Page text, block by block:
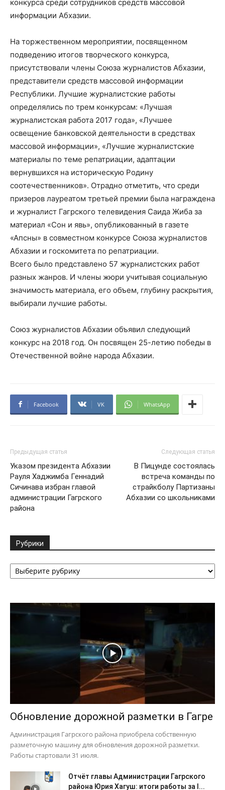
конкурса среди сотрудников средств массовой
информации Абхазии.
На торжественном мероприятии, посвященном
подведению итогов творческого конкурса,
присутствовали члены Союза журналистов Абхазии,
представители средств массовой информации
Республики. Лучшие журналистские работы
определялись по трем конкурсам: «Лучшая
журналистская работа 2017 года», «Лучшее
освещение банковской деятельности в средствах
массовой информации», «Лучшие журналистские
материалы по теме репатриации, адаптации
вернувшихся на историческую Родину
соотечественников». Отрадно отметить, что среди
призеров лауреатом третьей премии была награждена
и журналист Гагрского телевидения Саида Жиба за
материал «Сон и явь», опубликованный в газете
«Апсны» в совместном конкурсе Союза журналистов
Абхазии и госкомитета по репатриации.
Всего было представлено 57 журналистских работ
разных жанров. И члены жюри учитывая социальную
значимость материала, его объем, глубину раскрытия,
выбирали лучшие работы.
Союз журналистов Абхазии объявил следующий
конкурс на 2018 год. Он посвящен 25-летию победы в
Отечественной войне народа Абхазии.
Facebook VK WhatsApp
Предыдущая статья
Указом президента Абхазии
Рауля Хаджимба Геннадий
Сичинава избран главой
администрации Гагрского
района
Следующая статья
В Пицунде состоялась
встреча команды по
страйкболу Партизаны
Абхазии со школьниками
Рубрики
Рубрики
Обновление дорожной разметки в Гагре
Администрация Гагрского района приобрела собственную
разметочную машину для обновления дорожной разметки.
Работы стартовали 31 июля.
Отчёт главы Администрации Гагрского
района Юрия Хагуш: итоги работы за I...